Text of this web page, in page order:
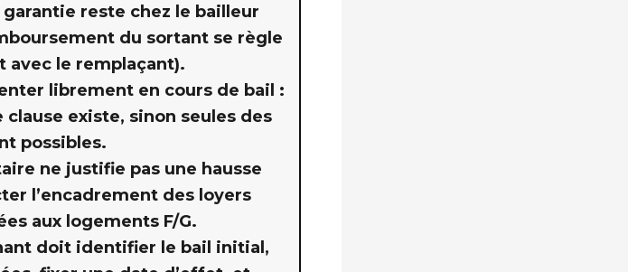
reste chez le bailleur
du sortant se règle
avec le remplaçant).
librement en cours de bail :
clause existe, sinon seules des
possibles.
ne justifie pas une hausse
l’encadrement des loyers
aux logements F/G.
doit identifier le bail initial,